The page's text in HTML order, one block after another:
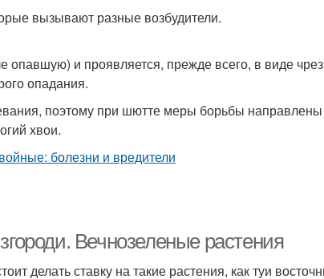
вызывают разные возбудители.
опавшую) и проявляется, прежде всего, в виде
опадания.
поэтому при шютте меры борьбы
хвои.
Вечнозеленые растения
делать ставку на такие растения, как туи